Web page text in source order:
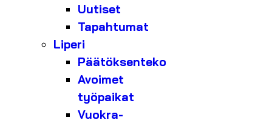
Uutiset
Tapahtumat
Liperi
Päätöksenteko
Avoimet
työpaikat
Vuokra-